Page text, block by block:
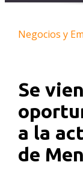
Negocios y
Se
a la
de